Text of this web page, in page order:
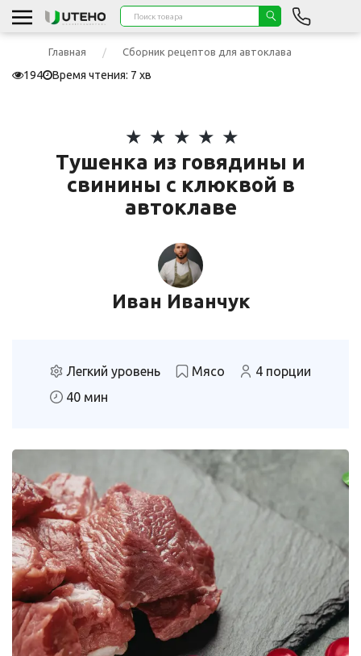
Главная Сборник рецептов для автоклава
194 Время чтения: 7 хв
Тушенка из говядины и
свинины с клюквой в
автоклаве
Иван Иванчук
Легкий уровень Мясо
4 порции
40 мин